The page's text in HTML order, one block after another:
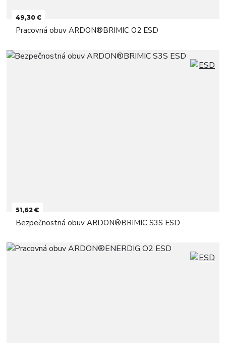
49,30 €
Pracovná obuv ARDON®BRIMIC O2 ESD
51,62 €
Bezpečnostná obuv ARDON®BRIMIC S3S ESD